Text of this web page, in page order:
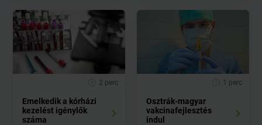
2 perc
Emelkedik a kórházi
kezelést igénylők
száma
1 perc
Osztrák-magyar
vakcinafejlesztés
indul